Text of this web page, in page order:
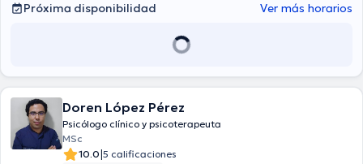
Próxima disponibilidad
Ver más horarios
Doren López Pérez
Psicólogo clínico y psicoterapeuta
MSc
10.0|5 calificaciones